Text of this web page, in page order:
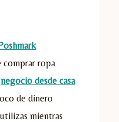
comprar ropa
negocio desde casa
de dinero
mientras